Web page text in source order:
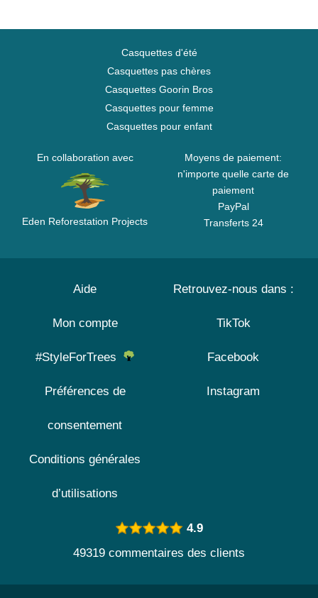
Casquettes d'été
Casquettes pas chères
Casquettes Goorin Bros
Casquettes pour femme
Casquettes pour enfant
En collaboration avec
Eden Reforestation Projects
Moyens de paiement:
n'importe quelle carte de
paiement
PayPal
Transferts 24
Aide
Mon compte
#StyleForTrees
Préférences de
consentement
Conditions générales
d’utilisations
Retrouvez-nous dans :
TikTok
Facebook
Instagram
4.9
49319 commentaires des clients